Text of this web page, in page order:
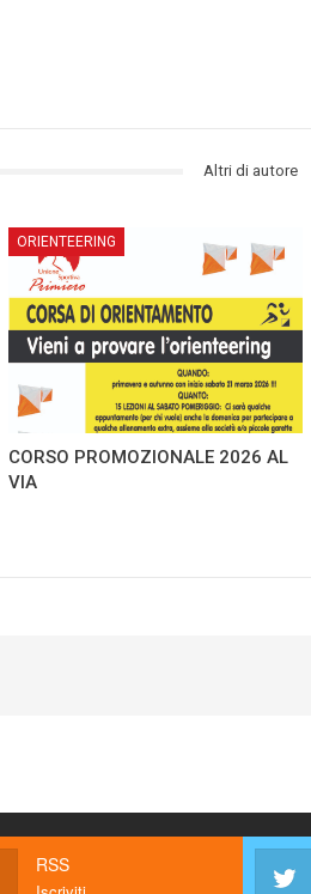
Altri di autore
ORIENTEERING
CORSO PROMOZIONALE 2026 AL
VIA
RSS